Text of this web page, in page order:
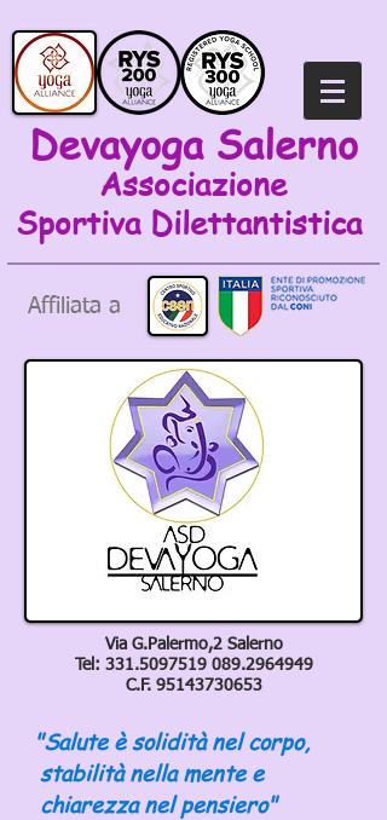
Devayoga Salerno
Associazione
Sportiva Dilettantistica
Affiliata a
Via G.Palermo,2 Salerno
Tel: 331.5097519 089.2964949
C.F. 95143730653
"Salute è solidità nel corpo,
stabilità nella mente e
chiarezza nel pensiero"